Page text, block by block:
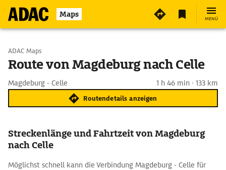
Maps MENÜ
Start wählen
ADAC Maps
Route von Magdeburg nach Celle
Magdeburg - Celle 1 h 46 min · 133 km
Routendetails anzeigen
Streckenlänge und Fahrtzeit von Magdeburg
nach Celle
Möglichst schnell kann die Verbindung Magdeburg - Celle für